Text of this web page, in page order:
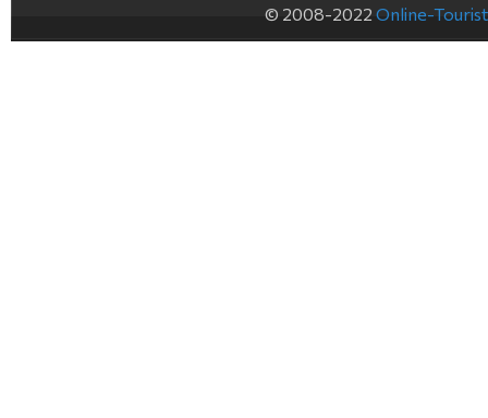
© 2008-2022 Online-